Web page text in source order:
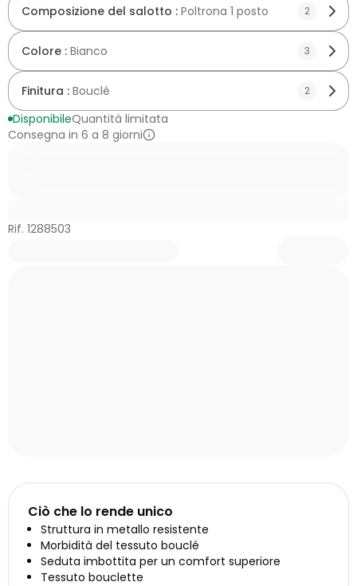
Composizione del salotto : Poltrona 1 posto 2
Colore : Bianco 3
Finitura : Bouclé 2
DisponibileQuantità limitata
Consegna in 6 a 8 giorni
Rif. 1288503
Ciò che lo rende unico
Struttura in metallo resistente
Morbidità del tessuto bouclé
Seduta imbottita per un comfort superiore
Tessuto bouclette